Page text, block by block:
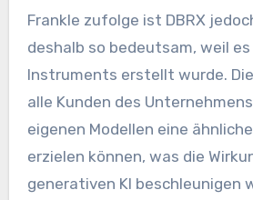
Frankle zufolge ist DBRX
deshalb so bedeutsam, weil
Instruments erstellt wurde.
alle Kunden des
eigenen Modellen eine
erzielen können, was die
generativen KI beschleunigen